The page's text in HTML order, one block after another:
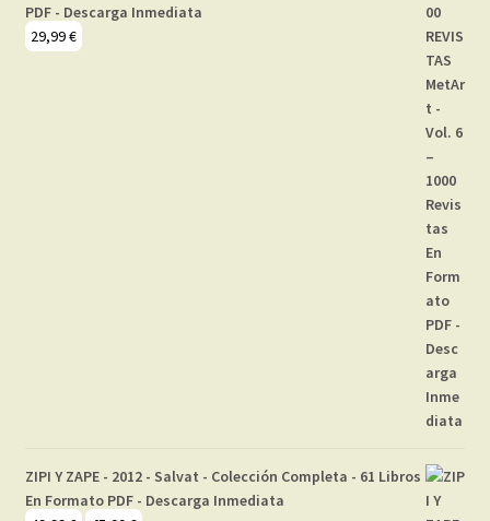
PDF - Descarga Inmediata
29,99€
ZIPI Y ZAPE - 2012 - Salvat - Colección Completa - 61 Libros
En Formato PDF - Descarga Inmediata